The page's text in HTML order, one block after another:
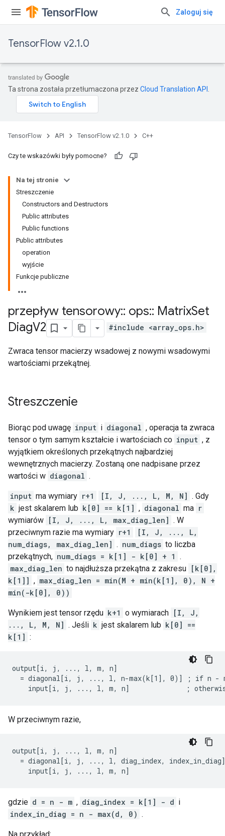
Zaloguj się
TensorFlow v2.1.0
Ta strona została przetłumaczona przez Cloud Translation API
TensorFlow API TensorFlow v2.1.0 C++
Czy te wskazówki były pomocne?
Na tej stronie
Streszczenie
Constructors and Destructors
Public attributes
Public functions
Public attributes
operation
wyjście
Funkcje publiczne
przepływ tensorowy:: ops:: MatrixSet
DiagV2 #include <array_ops.h>
Zwraca tensor macierzy wsadowej z nowymi wsadowymi
wartościami przekątnej.
Streszczenie
Biorąc pod uwagę input i diagonal , operacja ta zwraca
tensor o tym samym kształcie i wartościach co input , z
wyjątkiem określonych przekątnych najbardziej
wewnętrznych macierzy. Zostaną one nadpisane przez
wartości w diagonal .
input ma wymiary r+1 [I, J, ..., L, M, N] . Gdy
k jest skalarem lub k[0] == k[1] , diagonal ma r
wymiarów [I, J, ..., L, max_diag_len] . W
przeciwnym razie ma wymiary r+1
[I, J, ..., L,
num_diags, max_diag_len] . num_diags to liczba
przekątnych, num_diags = k[1] - k[0] + 1 .
max_diag_len to najdłuższa przekątna z zakresu [k[0],
k[1]] , max_diag_len = min(M + min(k[1], 0), N +
min(-k[0], 0))
Wynikiem jest tensor rzędu k+1 o wymiarach [I, J,
..., L, M, N] . Jeśli k jest skalarem lub k[0] ==
k[1] :
output[i, j, ..., l, m, n]
= diagonal[i, j, ..., l, n-max(k[1], 0)] ; if n -
input[i, j, ..., l, m, n]              ;
W przeciwnym razie,
output[i, j, ..., l, m, n]
= diagonal[i, j, ..., l, diag_index,
input[i, j, ..., l, m, n]
gdzie d = n - m , diag_index = k[1] - d i
index_in_diag = n - max(d, 0) .